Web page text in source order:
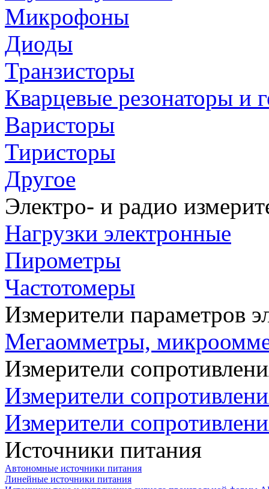
Микрофоны
Диоды
Транзисторы
Кварцевые резонаторы и
Варисторы
Тиристоры
Другое
Электро- и радио
Нагрузки электронные
Пирометры
Частотомеры
Измерители параметров
Мегаомметры,
Измерители
Измерители
Измерители
Источники питания
Автономные источники питания
Линейные источники питания